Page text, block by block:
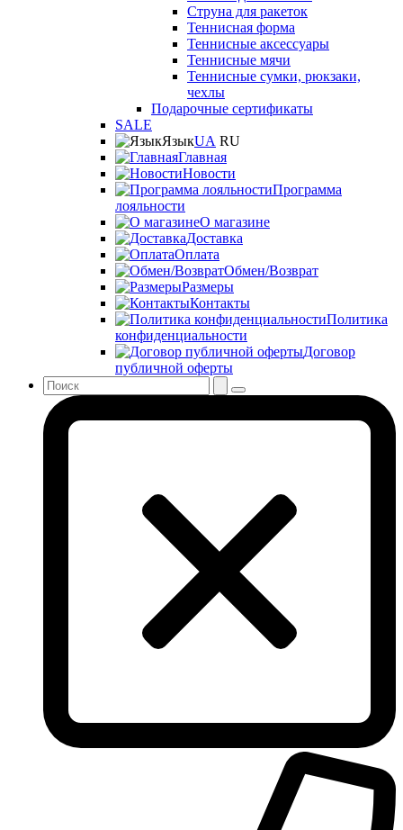
Струна для ракеток
Теннисная форма
Теннисные аксессуары
Теннисные мячи
Теннисные сумки, рюкзаки,
чехлы
Подарочные сертификаты
SALE
ЯзыкUA RU
Главная
Новости
Программа
лояльности
О магазине
Доставка
Оплата
Обмен/Возврат
Размеры
Контакты
Политика
конфиденциальности
Договор
публичной оферты